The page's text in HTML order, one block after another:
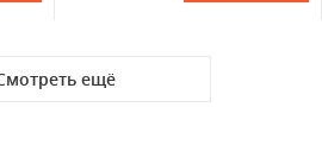
ещё